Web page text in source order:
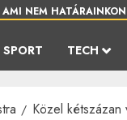
NEM
SPORT TECH
Közel kétszázan